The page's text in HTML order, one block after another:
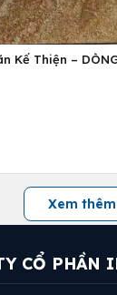
Kế Thiện –
Xem thêm
CỔ PHẦN